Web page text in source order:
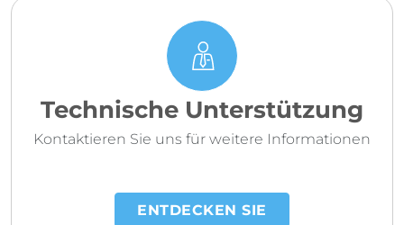
Technische Unterstützung
Kontaktieren Sie uns für weitere Informationen
ENTDECKEN SIE